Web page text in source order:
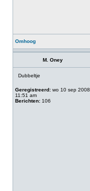
Omhoog
M. Oney
Dubbeltje
Geregistreerd: wo 10 sep 2008
11:51 am
Berichten: 106